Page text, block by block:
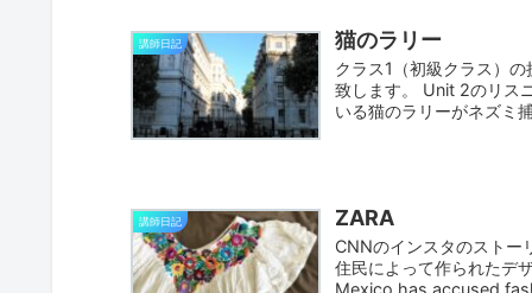
講師日記 猫のラリー
クラス1（初級クラス）
致します。 Unit 2のリス
いる猫のラリーがネズミ
講師日記 ZARA
CNNのインスタのストー
住民によって作られたデ
Mexico has accused